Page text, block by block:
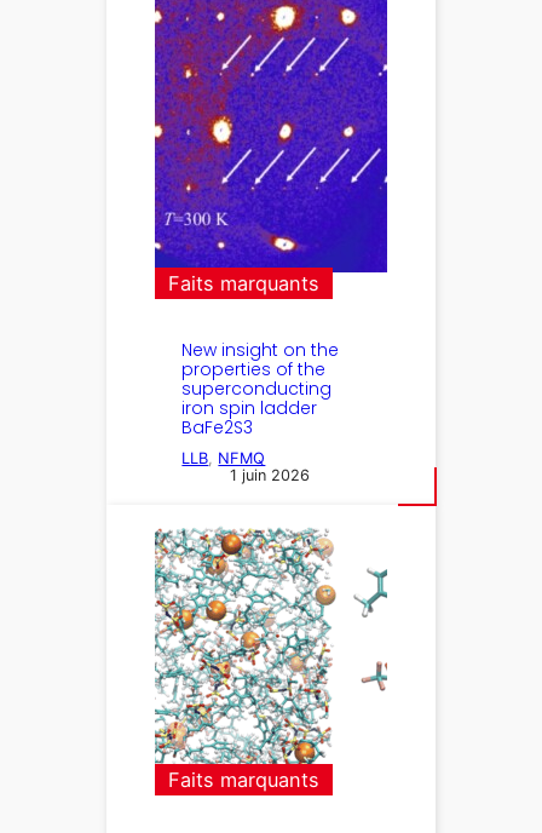
Faits marquants
New insight on the
properties of the
superconducting
iron spin ladder
BaFe2S3
LLB NFMQ
1 juin 2026
Faits marquants